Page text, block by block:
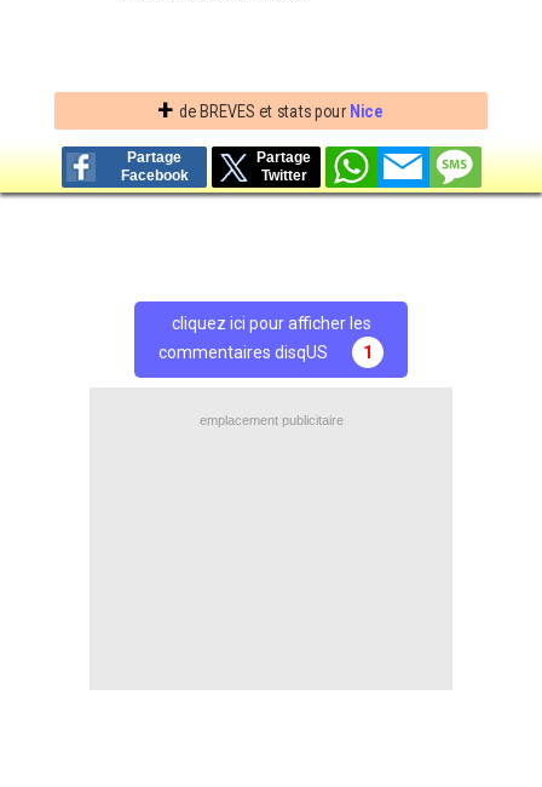
+ de BREVES et stats pour Nice
Partage
Facebook
Partage
Twitter
cliquez ici pour afficher les
commentaires disqUS
1
emplacement publicitaire